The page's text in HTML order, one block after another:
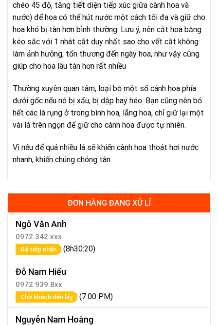
chéo 45 độ, tăng tiết diện tiếp xúc giữa cành hoa và
nước) để hoa có thể hút nước một cách tối đa và giữ cho
hoa khó bị tàn hơn bình thường. Lưu ý, nên cắt hoa bằng
kéo sắc với 1 nhát cắt duy nhất sao cho vết cắt không
làm ảnh hưởng, tổn thương đến ngày hoa, như vậy cũng
giúp cho hoa lâu tàn hơn rất nhiều
Thường xuyên quan tâm, loại bỏ một số cánh hoa phía
dưới gốc nếu nó bị xấu, bị dập hay héo. Bạn cũng nên bỏ
hết các lá rụng ở trong bình hoa, lẵng hoa, chỉ giữ lại một
vài lá trên ngọn để giữ cho cành hoa được tự nhiên.
Vì nếu để quá nhiều lá sẽ khiến cành hoa thoát hơi nước
nhanh, khiến chúng chóng tàn.
ĐƠN HÀNG ĐANG XỬ LÍ
Ngô Văn Anh
0972.342.xxx
Đã tiếp nhận (8h30:20)
Đỗ Nam Hiếu
0972.939.8xx
Chờ khách đến lấy (7:00 PM)
Nguyễn Nam Hoàng